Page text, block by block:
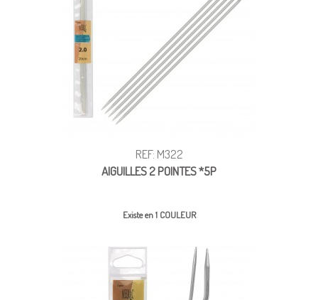
REF: M322
AIGUILLES 2 POINTES *5P
Existe en 1 COULEUR